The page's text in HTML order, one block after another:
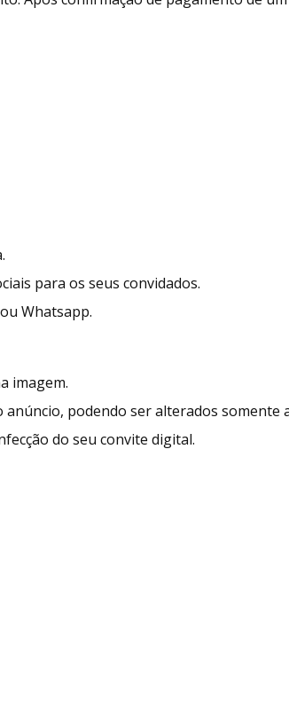
para os seus convidados.
Whatsapp.
imagem.
podendo ser alterados somente
do seu convite digital.